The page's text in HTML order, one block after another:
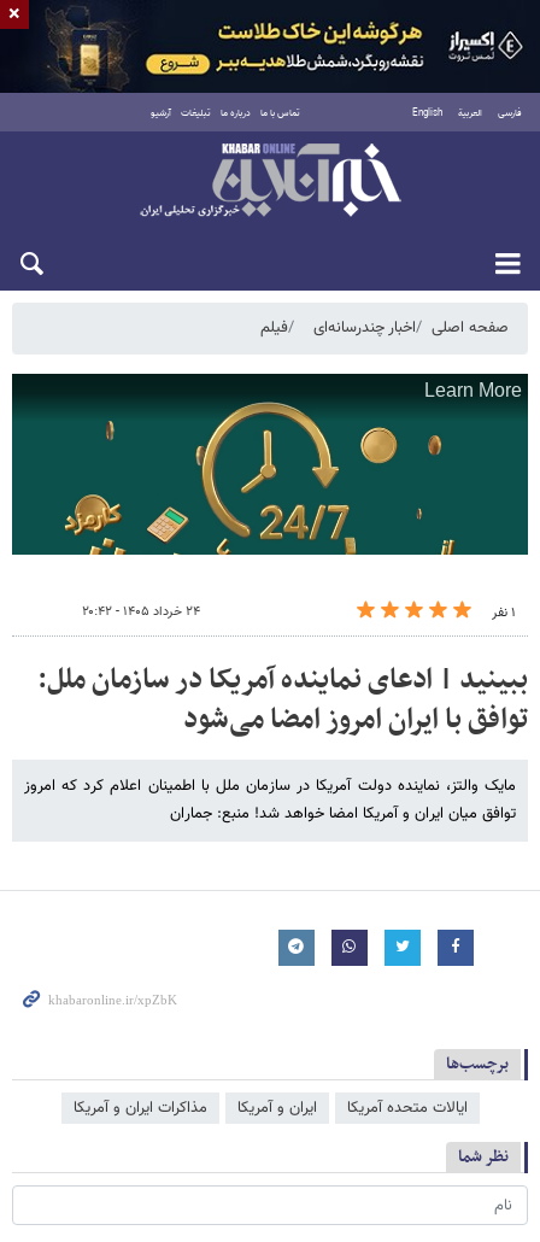
فارسی العربية English تماس با ما درباره ما تبلیغات آرشیو
جمعه ۱۶ مرداد ۱۴۰۵
صفحه اصلی اخبار چندرسانه‌ای فیلم
۱ نفر ۲۴ خرداد ۱۴۰۵ - ۲۰:۴۲
ببینید | ادعای نماینده آمریکا در سازمان ملل:
توافق با ایران امروز امضا می‌شود
مایک والتز، نماینده دولت آمریکا در سازمان ملل با اطمینان اعلام کرد که امروز
توافق میان ایران و آمریکا امضا خواهد شد! منبع: جماران
برچسب‌ها
ایالات متحده آمریکا ایران و آمریکا مذاکرات ایران و آمریکا
نظر شما
×